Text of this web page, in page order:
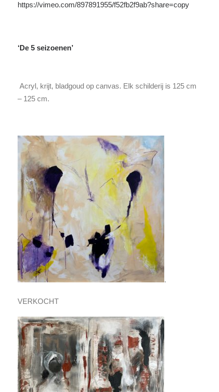
https://vimeo.com/897891955/f52fb2f9ab?share=copy
‘De 5 seizoenen’
Acryl, krijt, bladgoud op canvas. Elk schilderij is 125 cm
– 125 cm.
.
VERKOCHT